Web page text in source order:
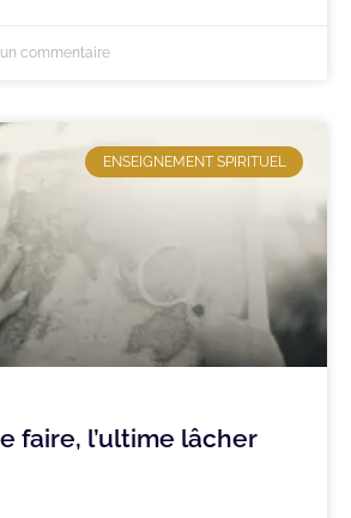
commentaire
ENSEIGNEMENT SPIRITUEL
faire, l’ultime lâcher